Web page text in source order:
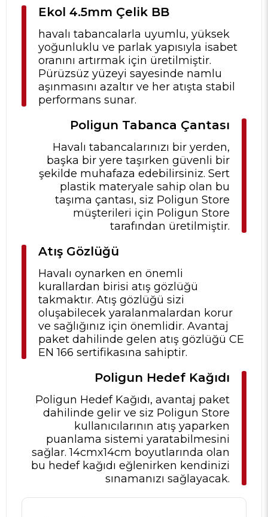
Ekol 4.5mm Çelik BB
havalı tabancalarla uyumlu, yüksek
yoğunluklu ve parlak yapısıyla isabet
oranını artırmak için üretilmiştir.
Pürüzsüz yüzeyi sayesinde namlu
aşınmasını azaltır ve her atışta stabil
performans sunar.
Poligun Tabanca Çantası
Havalı tabancalarınızı bir yerden,
başka bir yere taşırken güvenli bir
şekilde muhafaza edebilirsiniz. Sert
plastik materyale sahip olan bu
taşıma çantası, siz Poligun Store
müşterileri için Poligun Store
tarafından üretilmiştir.
Atış Gözlüğü
Havalı oynarken en önemli
kurallardan birisi atış gözlüğü
takmaktır. Atış gözlüğü sizi
oluşabilecek yaralanmalardan korur
ve sağlığınız için önemlidir. Avantaj
paket dahilinde gelen atış gözlüğü CE
EN 166 sertifikasına sahiptir.
Poligun Hedef Kağıdı
Poligun Hedef Kağıdı, avantaj paket
dahilinde gelir ve siz Poligun Store
kullanıcılarının atış yaparken
puanlama sistemi yaratabilmesini
sağlar. 14cmx14cm boyutlarında olan
bu hedef kağıdı eğlenirken kendinizi
sınamanızı sağlayacak.